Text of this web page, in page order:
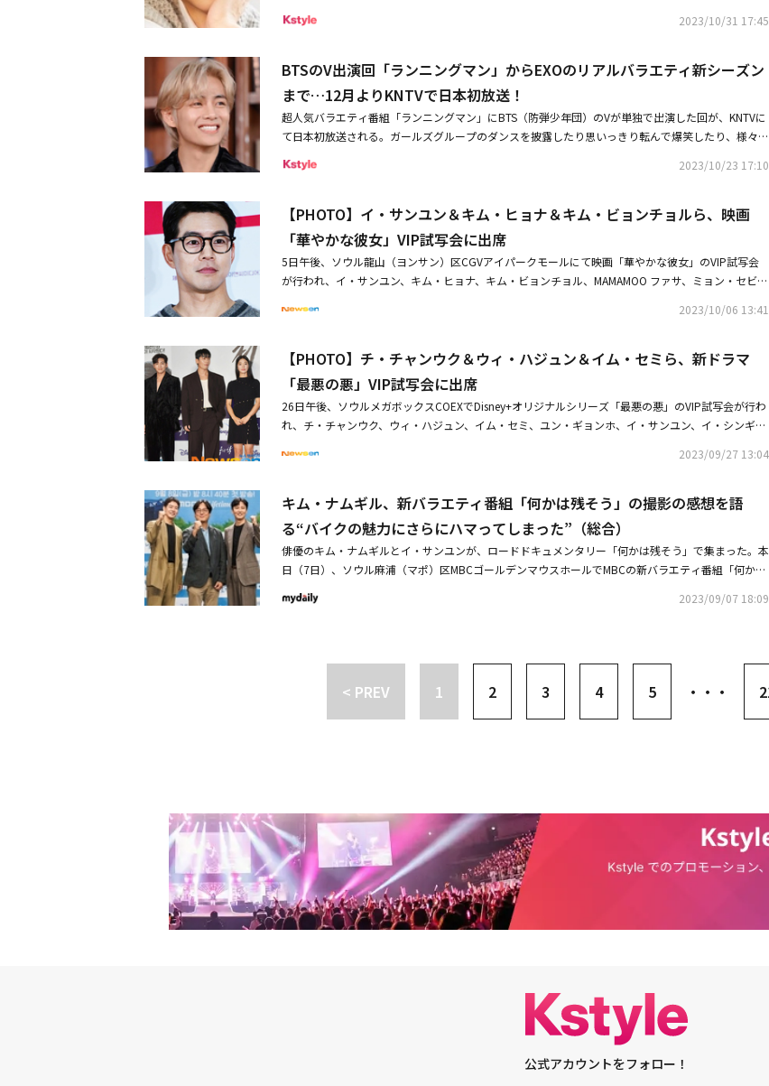
が番組プロデュース！」から、SEVENTEEN出演回の「マイリトルTV～スターが番組プロデュース！
受けて、番組のロゴソングを作る過程を2回に分けて放送する。初めは真面目に作っていたメンバー
たちだったが、段々バラエティドルの血が騒ぎだし、ラップや癖強い振付まで飛び出す！？ SEVENT
EENは自作ドル（自主制作＋アイドル）の真価を発揮できるのか、乞うご期待。ジュン主演の中国ド
ラマ「独家童話（原題）」のアンコール一挙放送もスタート。ジュン演じる繊細で何事にも秀でたリ
ン・チャオと天真爛漫なヒロインが、幼なじみの関係から恋に落ちるまでの過程を、笑いあり、涙あ
りで描く青春ラブコメディ。キスシーンやラブシーンの他、ジュンの生声中国語もポイント。◆キ
ム・ナムギル、EXO、BTSバラエティが充実！7月はバラエティ番組が続々スタート。「キム・ナム
人生を歩む人たちに会いに行き、彼らの人生や体験を元に、視聴者たちの悩みの答えを探っていく。
2人で詩を作ったり、写真にタイトルをつけたり、大人の男の一味違う旅は必見。料理姿もかっこい
い！「EXOのあみだで世界旅行～高雄＆墾丁編～」は、EXOのメンバーが食事、宿泊場所などをあみ
だで決めながら旅行を楽しむバラエティ番組。移動バスの中の笑い我慢ゲームなど、さまざまなゲー
ムを全力で楽しむ姿に抱腹絶倒！ 台湾で三大牛肉麺と名高い牛肉麺店も登場する。その他、「BTSバ
ラエティ セレクション」と題して、BTSのジンとVが出演した「ランニングマン」を計4本放送。2人
演ドラマがスタートドラマは、チョン・ドヨン＆リュ・ジュンヨル出演の「LOST 人間失格」がスタ
ート。今作は、何にもなれないまま大人になってしまったヒロインと、将来の不安を抱える青年が出
会い、心を通わせて行くヒューマンドラマ。「八月のクリスマス」「春の日は過ぎゆく」のホ・ジノ
監督の作品というだけあり、文学的かつアートな感性がたっぷりと感じられる作品に。主人公男女の
「チアアップ」のアンコール放送も開始。大学の応援団員たちの恋と成長痛、青春を描くキャンパス
ペ・イニョク他、fromis_9出身のチャン・ギュリなど、若手俳優が集結。韓国の延世（ヨンセ）大学
スペシャル】「オオカミ狩り」7月14日（日）午後1：00～他出演：ソ・イングク、チャン・ドンユ
ン、ソン・ドンイル、パク・ホサン、チョン・ソミン、コ・チャンソク、チャン・ヨンナム、チェ・
グィファ監督・脚本：キム・ホンソン「2023 SEO IN GUK CONCERT＜Blending＞」7月20日（土）
午後5：00～出演：ソ・イングク「SEO IN GUK『IN THE X』日本デビュー10周年記念ファンコンサ
月21日（日）午後0：00～#2527月21日（日）午後1：45～「マイリトルTV～スターが番組プロデュ
ース！」SEVENTEEN出演回#597月28日（日）午後1：15～#607月28日（日）午後2：45～【バラエ
出演：EXO【韓国ドラマ】「LOST 人間失格」7月19日（金）放送スタート！毎週（金）午後11：00
～ ※2話連続放送再放送 翌週（木）午後1：30～ ※2話連続放送出演：チョン・ドヨン、リュ・ジュ
ンヨル、パク・ビョンウン、キム・ヒョジン、パク・イナン演出：ホ・ジノ、パク・ホンス/脚本：
キム・チヘ「チアアップ」7月30日（火）アンコール一挙放送スタート！毎週（月）～（金）午前
6：15～出演：ハン・ジヒョン、ペ・イニョク、キム・ヒョンジン、チャン・ギュリ演出：ハン・テ
ソプ、オ・ジュニョク/脚本：チャ・ヘウォン★CS「衛星劇場」を見るには？「衛星劇場」は、スカ
パー！、J:COM、ひかりTV、その他ケーブルテレビ局にてご視聴頂けます。すでにCS放送をご視
ンター】電話番号 0570-001-444受付時間 10：00～20：00（年中無休）（IP電話専用 03-6741-753
る俳優たちをまとめてみました。 ◆ソン・ガンソン・ガンは先月18日、東京・NHKホールで「SO
望の初来日ファンミーティングを行いましたが、日本ファンの反応が熱く、チケットの申し込みが殺
到。そのため本人の意向で横浜の昼公演を追加、さらに2日間の大阪公演を再追加するなど、人気を
うかがわせました。それから7ヶ月後、再びソン・ガンが来日し、ファンと再会。ファンミーティン
グでは客席に登場し、バラの花束を配ったり、ファンの恋人になってスキンシップをするなど大サー
ビス。サプライズイベントでファンからのメッセージや写真を見たソン・ガンは、感動の涙を流しま
した。 ◆イ・ジョンソク大阪、東京と、イ・ジョンソクさんファンミMCは無事終了しました今回
てパチリ pic.twitter.com/vZ2yLWSIR6— Yumi (@Yumi_nuna) September 21, 2023 イ・ジョンソク
は今年7月から約5年ぶりとなるファンミーティングツアー「LEE JONG SUK 2023 FANMEETING TOU
R Dear. My With」を世界11都市で開催。日本では9月18日に大阪フェスティバルホール、9月21日に
東京国際フォーラムで開催され、約8,000人のファンと対面しました。彼はNewJeansの「Hype Bo
のために特別に準備したという米津玄師の「Lemon」を披露。選ばれたファンと一緒にゲームに挑
14日が誕生日だったため、サプライズのバースデーイベントも行われ、一緒に祝い、ファンにとっ
て忘れられない思い出となりました。イ・ジョンソクは出演映画「デシベル」の日本公開を11月10
日に控えています。 ◆キム・ヨングァンキム・ヨングァンは9月24日、イイノホールで約4年ぶり
の日本ファンミーティング「2023 KIM YOUNG KWANG FAN MEETING in JAPAN」を開催。彼は今年
公開された自身の出演作であるDisney+のオリジナルドラマ「愛だと言って」のOST（挿入歌）「Flo
wer」を歌って登場。近況やプライベートについてトークや、ファンと一緒にミッションにも挑戦、
さらにキム・ヨングァンが1日ラジオDJに変身するコーナーも。客席に降りてハイタッチをするな
犯罪組織のナンバー2を熱演。ハンサムなビジュアルの裏に狂気をはらむキャラクターを見事に演
じ、注目を集めています。さらにNetflix新シリーズ「トリガー」でキム・ナムギルと共に主演を務め
ることも決定。今後の活躍に益々期待が高まっています。 ◆アン・ボヒョンアン・ボヒョンは9月
29日、インドネシア・バリ島で撮影した写真集＆DVD「アン・ボヒョンHoliday in Bali」の発売を記
念し、江戸川区総合文化センターでスペシャル来日イベントを開催。イベントではバリ島でのエピソ
ードを語ったほか、私物のプレゼントコーナーも。また、今年韓国で放送された主演ドラマ「生まれ
す。 ◆チョン・ヘインチョン・ヘインはデビュー10周年を記念したファンミーティング「2023 JU
です。 ◆キム・ヨンデキム・ヨンデは10月7日、堂島リバーフォーラムで2度目の来日ファンミー
ティング「2023 KIM YOUNG DAE JAPAN FANMEETING Fall in...」を開催。ギターの弾き語りを披露
し、出演作「偶然見つけたハル」の台詞を関西弁で、「流れ星」の告白を日本語で再現してファンを
メロメロに。ファンから送られた詩を日本語で朗読するなど、スペシャルなコーナーも用意されたほ
か、韓国で11月1日に放送がスタートする新ドラマ「昼に昇る月」にも言及し、期待を高めました。
キム・ヨンデは来年公開予定のTVINGオリジナルシリーズ「損するのは嫌だから」でシン・ミナと夫
面白いキャラクターの持ち主ですよね年末にも新しいドラマが控えているのでこちらも楽しみです‼️
pic.twitter.com/HNTL2zhsUT— 古家正亨/Furuya Masayuki (@furuyamasayuki0) October 15, 2023
キム・ジフンは10月15日、江戸川区総合文化センター小ホールで「再会：KIM JIHUN's Special Fan
と再会を果たしました。日本が好きで言葉を勉強したという彼は、流暢な日本語を使うだけでなく、
2023/10/31 17:45
BTSのV出演回「ランニングマン」からEXOのリアルバラエティ新シーズン
まで…12月よりKNTVで日本初放送！
超人気バラエティ番組「ランニングマン」にBTS（防弾少年団）のVが単独で出演した回が、KNTVに
て日本初放送される。ガールズグループのダンスを披露したり思いっきり転んで爆笑したり、様々な
したコンサートやバラエティ番組を12月27日（水）～29日（金）の3日間にわたりアンコール放
日本初放送。今回は韓国の巨済（コジェ）＆統営（トンヨン）でミッションゲームやグルメを楽しみ
ながら夏を大満喫。メンバーの素顔溢れる姿をお楽しみに。さらにEXO特集として、ディオ主演の
「リーガル・クレイジー真剣勝負」やカイの初ソロコンサート「#Cinema - KAI：Kloor」、メンバー
が出演したバラエティ番組もたっぷりお届け。そして、実力派俳優のキム・ナムギルとイ・サンユン
がバイクで韓国国内を走り、少し違う人生を選択した人たちの元を訪れるバイク旅行記「キム・ナム
ギルの何かは残そう」も日本初放送スタート。旅を通して見える2人の素顔や人生観、手料理を振る
放送日時：2023年12月12日（火）日本初放送スタート毎週（火）午後10：30～11：45ほか（最終
話のみ～深夜0：00）出演者：EXO話数：全6回「キム・ナムギルの何かは残そう」放送日時：2023
年12月7日（木）日本初放送スタート毎週（木）深夜0：40～1：40ほか出演者：キム・ナムギル、
イ・サンユン話数：全6回■関連サイトKNTV公式サイト
2023/10/23 17:10
【PHOTO】イ・サンユン＆キム・ヒョナ＆キム・ビョンチョルら、映画
「華やかな彼女」VIP試写会に出席
5日午後、ソウル龍山（ヨンサン）区CGVアイパークモールにて映画「華やかな彼女」のVIP試写会
が行われ、イ・サンユン、キム・ヒョナ、キム・ビョンチョル、MAMAMOO ファサ、ミョン・セビ
ュワン、ホン・ジンギョン、ハン・ダガム、キム・ワンソン、オ・ヒョンギョン、ユン・ヘヨン、
戦屋のジヘ（オム・ジョンファ）が最後に大きな一発を計画し、意図せぬ事件に巻き込まれるように
なる犯罪娯楽映画だ。※この記事は現地メディアの取材によるものです。写真にばらつきがございま
すので、予めご了承ください。
2023/10/06 13:41
【PHOTO】チ・チャンウク＆ウィ・ハジュン＆イム・セミら、新ドラマ
「最悪の悪」VIP試写会に出席
26日午後、ソウルメガボックスCOEXでDisney+オリジナルシリーズ「最悪の悪」のVIP試写会が行わ
れ、チ・チャンウク、ウィ・ハジュン、イム・セミ、ユン・ギョンホ、イ・サンユン、イ・シンギ、
ー・リー、キム・ジュンハン、チョ・ユンソ、チョン・ユジン、YOUNG-J、チョ・ハンチョル、キ
国、日本の麻薬取引の中心である江南（カンナム）連合組織を一網打尽にするために、警察のジュン
モ（チ・チャンウク）が組織に潜入捜査する過程を描いた犯罪アクションドラマだ。・チ・チャンウ
ク＆ウィ・ハジュン、Disney+「最悪の悪」でお互いのアクション演技を称賛最高だった・【REPOR
T】チ・チャンウク、ウィ・ハジュン、イム・セミに日本ファン熱狂！「最悪の悪」イベントに島崎
遥香＆斎藤司も大興奮
2023/09/27 13:04
キム・ナムギル、新バラエティ番組「何かは残そう」の撮影の感想を語
る“バイクの魅力にさらにハマってしまった”（総合）
俳優のキム・ナムギルとイ・サンユンが、ロードドキュメンタリー「何かは残そう」で集まった。本
日（7日）、ソウル麻浦（マポ）区MBCゴールデンマウスホールでMBCの新バラエティ番組「何かは
サーが出席した。MBCとLife Timeチャンネルが共同制作した「何かは残そう」は、キム・ナムギル
ム・ジョンウプロデューサーは「2人がバイクに乗って韓国の全域を走りながら、路上の師匠を探す
道を歩んでいる大人たちに聞いてみる」と説明した。「ロードムービーが思い浮かんだ。2人のツー
ショットを見て、プロデューサーとして嬉しかった。しかし一方では、2人の魅力をもう少し見せた
「どんな答えが見つかるのか悩みながら旅立った。自然人としてのキム・ナムギルとイ・サンユンの
姿で近づいた。撮影が終わってから、さらに多くの話ができたので、『もう少し気楽に近付いていっ
たら良かったのに』と残念な気持ちがした。この番組の撮影後、バイクの魅力にさらにはまってしま
った」と話した。カメラの外のキム・ナムギルはどうかと尋ねると、彼は「俳優であり、芸能人だか
ら行けるところが限られている。しかし、場所を限らず、僕たちについてよく知らなかった。出演し
た作品と同じような格好で歩かないと気付かれない。これは良いことだと合理化する。気にせず、気
楽に旅することができた」と付け加えた。続けて「司会者がいなかったので、イ・サンユンと一緒に
思って嬉しかった。旅をしながらとても楽だった」と振り返った。キム・ナムギルは同番組を通じて
「お互いが残った」と言い、イ・サンユンは「キム・ナムギルとの関係が残った。個人的にそして俳
優として悩んでいた。彼と互いに悩みを共有しながら話すことができて、嬉しかった」と答えた。
イ・サンユンは「撮影が終わってから、とても大変で混乱していたが、良い思い出を残しことができ
2023/09/07 18:09
< PREV 1 2 3 4 5 ・・・
公式アカウントをフォロー！